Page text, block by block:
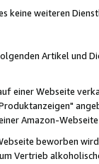
keine weiteren
Artikel und
einer Webseite
Amazon-
beworben
Vertrieb